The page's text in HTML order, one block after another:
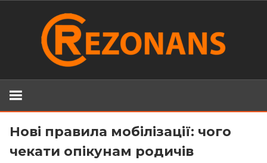
Нові правила мобілізації: чого
чекати опікунам родичів